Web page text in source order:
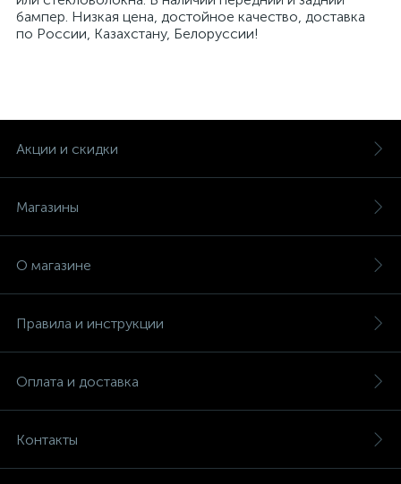
бампер. Низкая цена, достойное качество, доставка
по России, Казахстану, Белоруссии!
Акции и скидки
Магазины
О магазине
Правила и инструкции
Оплата и доставка
Контакты